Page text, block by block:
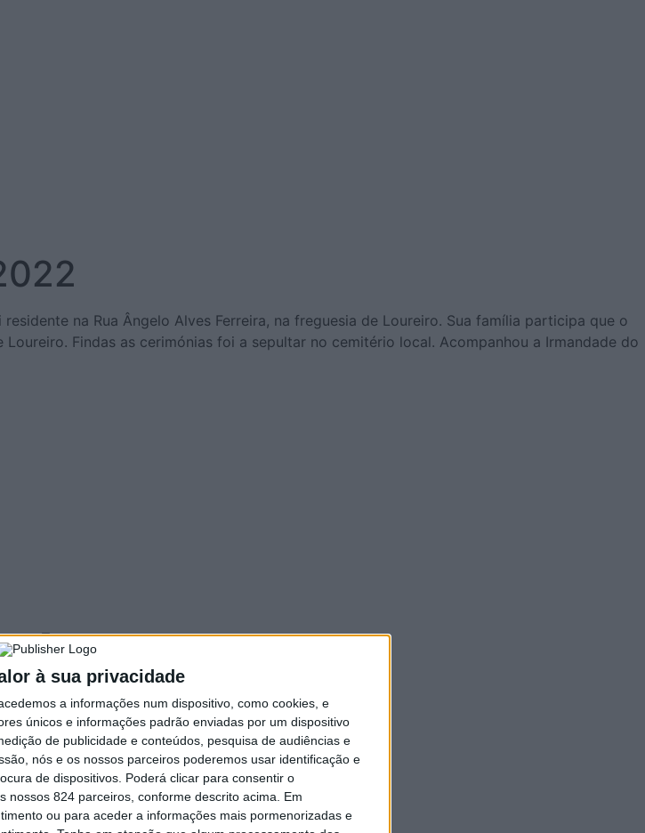
à sua privacidade
a informações num dispositivo, como cookies, e
únicos e informações padrão enviadas por um dispositivo
de publicidade e conteúdos, pesquisa de audiências e
nós e os nossos parceiros poderemos usar identificação e
de dispositivos. Poderá clicar para consentir o
nossos 824 parceiros, conforme descrito acima. Em
ou para aceder a informações mais pormenorizadas e
na Rua Ângelo Alves Ferreira, na freguesia de Loureiro. Sua família participa que o
Findas as cerimónias foi a sepultar no cemitério local. Acompanhou a Irmandade do
✞
✞